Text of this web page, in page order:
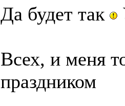
Да будет так
Всех, и меня
праздником